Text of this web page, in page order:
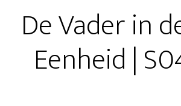
De Vader in
Eenheid |